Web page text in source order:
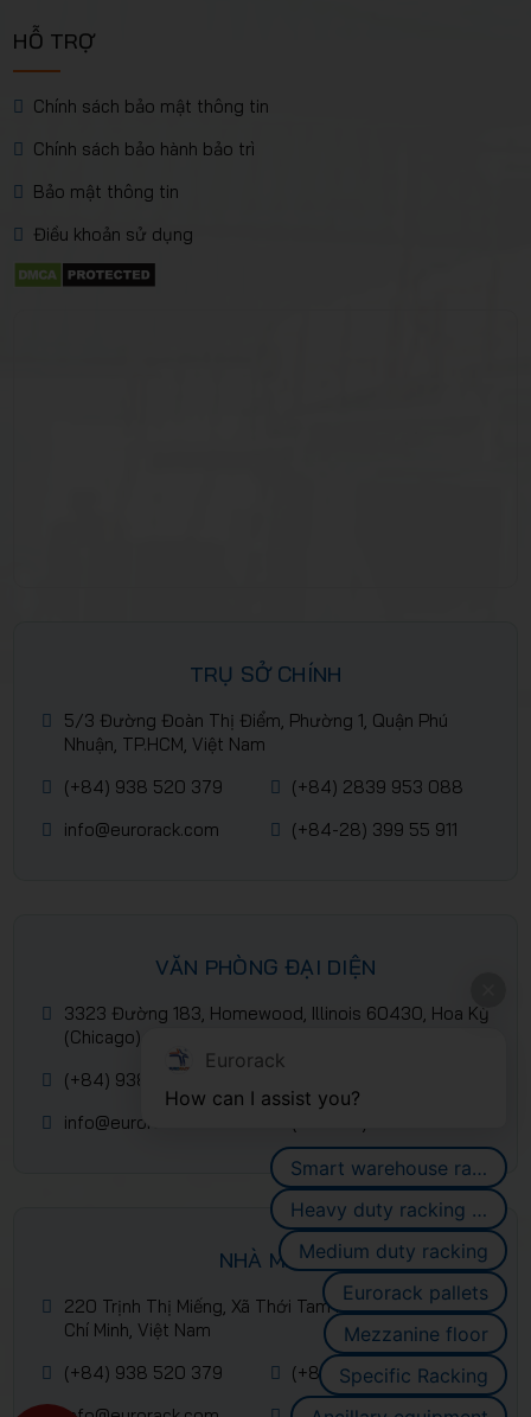
HỖ TRỢ
Chính sách bảo mật thông tin
Chính sách bảo hành bảo trì
Bảo mật thông tin
Điều khoản sử dụng
TRỤ SỞ CHÍNH
5/3 Đường Đoàn Thị Điểm, Phường 1, Quận Phú
Nhuận, TP.HCM, Việt Nam
(+84) 938 520 379
(+84) 2839 953 088
info@eurorack.com
(+84-28) 399 55 911
VĂN PHÒNG ĐẠI DIỆN
3323 Đường 183, Homewood, Illinois 60430, Hoa Kỳ
(Chicago)
(+84) 938 520 379
info@eurorack.com
NHÀ MÁY
220 Trịnh Thị Miếng, Xã Thới Tam Môn, Hóc Môn, Hồ
Chí Minh, Việt Nam
(+84) 938 520 379
(+84) 2839 953 088
Eurorack
How can I assist you?
Smart warehouse racking systems
Heavy duty racking systems
Medium duty racking
Eurorack pallets
Mezzanine floor
Specific Racking